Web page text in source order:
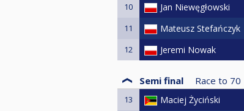
10 Jan Niewęgłowski
11 Mateusz Stefańczyk
12 Jeremi Nowak
Semi final Race to 70
13 Maciej Życiński